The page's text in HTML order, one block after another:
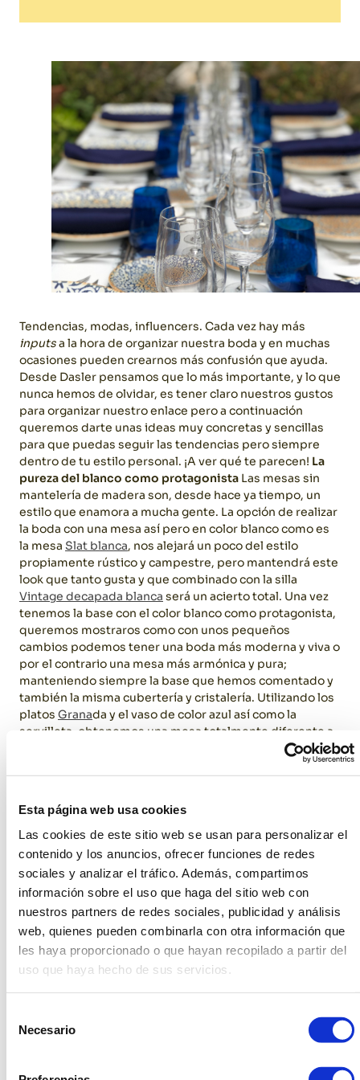
Esta página web usa cookies
Las cookies de este sitio web se usan para personalizar el
contenido y los anuncios, ofrecer funciones de redes
sociales y analizar el tráfico. Además, compartimos
información sobre el uso que haga del sitio web con
nuestros partners de redes sociales, publicidad y análisis
web, quienes pueden combinarla con otra información que
les haya proporcionado o que hayan recopilado a partir del
uso que haya hecho de sus servicios.
Necesario
Tendencias, modas, influencers. Cada vez hay más
inputsa la hora de organizar nuestra boda y en muchas
ocasiones pueden crearnos más confusión que ayuda.
Desde Dasler pensamos que lo más importante, y lo que
nunca hemos de olvidar, es tener claro nuestros gustos
para organizar nuestro enlace pero a continuación
queremos darte unas ideas muy concretas y sencillas
para que puedas seguir las tendencias pero siempre
dentro de tu estilo personal. ¡A ver qué te parecen! La
pureza del blanco como protagonista Las mesas sin
mantelería de madera son, desde hace ya tiempo, un
estilo que enamora a mucha gente. La opción de realizar
la boda con una mesa así pero en color blanco como es
la mesa Slat blanca, nos alejará un poco del estilo
propiamente rústico y campestre, pero mantendrá este
look que tanto gusta y que combinado con la silla
Vintage decapada blanca será un acierto total. Una vez
tenemos la base con el color blanco como protagonista,
queremos mostraros como con unos pequeños
cambios podemos tener una boda más moderna y viva o
por el contrario una mesa más armónica y pura;
manteniendo siempre la base que hemos comentado y
también la misma cubertería y cristalería. Utilizando los
platos Granada y el vaso de color azul así como la
servilleta, obtenemos una mesa totalmente diferente a
modernidad de los platos Oxi. Con estas pequeñas
un ápice de lo que realmente nos gusta.